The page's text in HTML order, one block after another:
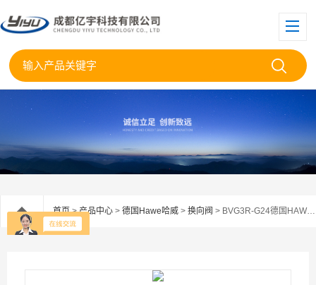
首页>产品中心 > 德国Hawe哈威 > 换向阀 > BVG3R-G24德国HAWE哈威BVG3RG24截止式换向阀库房现货